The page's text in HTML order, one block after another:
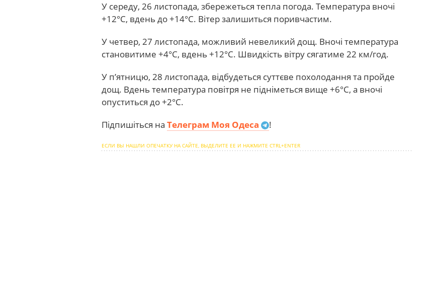
У середу, 26 листопада, збережеться тепла погода. Температура вночі
+12°С, вдень до +14°С. Вітер залишиться поривчастим.
У четвер, 27 листопада, можливий невеликий дощ. Вночі температура
становитиме +4°С, вдень +12°С. Швидкість вітру сягатиме 22 км/год.
У п’ятницю, 28 листопада, відбудеться суттєве похолодання та пройде
дощ. Вдень температура повітря не підніметься вище +6°С, а вночі
опуститься до +2°С.
Підпишіться на Телеграм Моя Одеса !
ЕСЛИ ВЫ НАШЛИ ОПЕЧАТКУ НА САЙТЕ, ВЫДЕЛИТЕ ЕЕ И НАЖМИТЕ CTRL+ENTER